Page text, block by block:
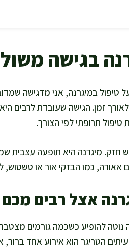
בגישה
במיגרנה, אני מדגישה
זמן. הגישה שעובדת לרבים
תרופתי לפי הצורך.
חזק. מיגרנה היא תופעה עצבית
כמו הבזקי אור או טשטוש,
אצל רבים מכם
נוטה להופיע כשכמה גורמים
הטריגר הוא אירוע אחד ברור,